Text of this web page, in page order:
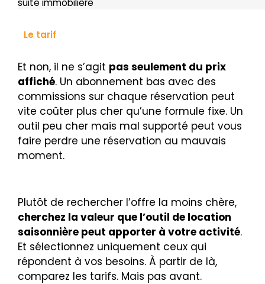
suite immobilière
Le tarif
Et non, il ne s’agit pas seulement du prix
affiché. Un abonnement bas avec des
commissions sur chaque réservation peut
vite coûter plus cher qu’une formule fixe. Un
outil peu cher mais mal supporté peut vous
faire perdre une réservation au mauvais
moment.
Plutôt de rechercher l’offre la moins chère,
cherchez la valeur que l’outil de location
saisonnière peut apporter à votre activité.
Et sélectionnez uniquement ceux qui
répondent à vos besoins. À partir de là,
comparez les tarifs. Mais pas avant.